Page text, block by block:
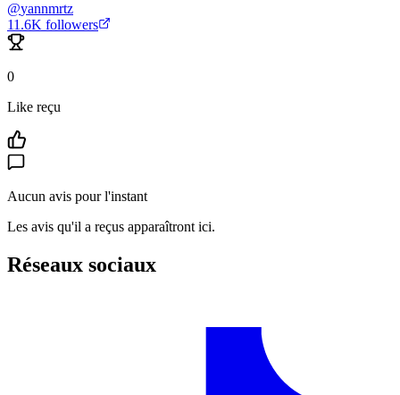
@yannmrtz
11.6K followers
0
Like reçu
Aucun avis pour l'instant
Les avis qu'il a reçus apparaîtront ici.
Réseaux sociaux